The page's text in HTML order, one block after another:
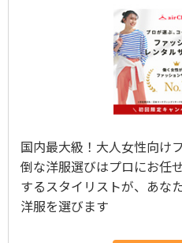
国内最大級！大人女性向け
倒な洋服選びはプロにお任
するスタイリストが、あな
洋服を選びます